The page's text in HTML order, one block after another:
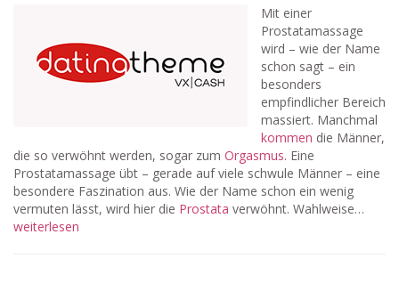
Mit einer
Prostatamassage
wird – wie der Name
schon sagt – ein
besonders
empfindlicher Bereich
massiert. Manchmal
kommen die Männer,
die so verwöhnt werden, sogar zum Orgasmus. Eine
Prostatamassage übt – gerade auf viele schwule Männer – eine
besondere Faszination aus. Wie der Name schon ein wenig
vermuten lässt, wird hier die Prostata verwöhnt. Wahlweise…
weiterlesen